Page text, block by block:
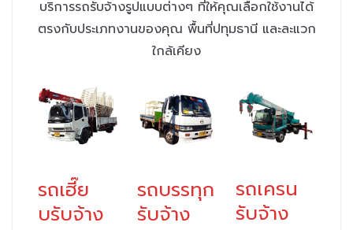
บริการรถรับจ้างรูปแบบต่างๆ ที่ให้คุณเลือกใช้งานได้
ตรงกับประเภทงานของคุณ พื้นที่ปทุมธานี และละแวก
ใกล้เคียง
รถเฮี๊ย
บรับจ้าง
รถบรรทุก
รับจ้าง
รถเครน
รับจ้าง